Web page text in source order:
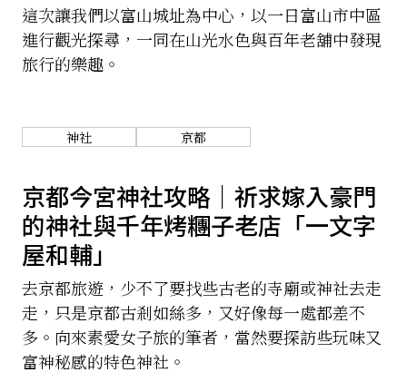
這次讓我們以富山城址為中心，以一日富山市中區
進行觀光探尋，一同在山光水色與百年老舖中發現
旅行的樂趣。
神社 京都
京都今宮神社攻略｜祈求嫁入豪門
的神社與千年烤糰子老店「一文字
屋和輔」
去京都旅遊，少不了要找些古老的寺廟或神社去走
走，只是京都古剎如絲多，又好像每一處都差不
多。向來素愛女子旅的筆者，當然要探訪些玩味又
富神秘感的特色神社。